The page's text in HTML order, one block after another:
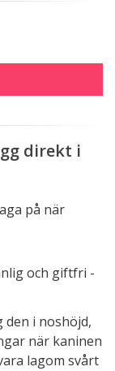
direkt i
på när
och giftfri -
den i noshöjd,
när kaninen
lagom svårt